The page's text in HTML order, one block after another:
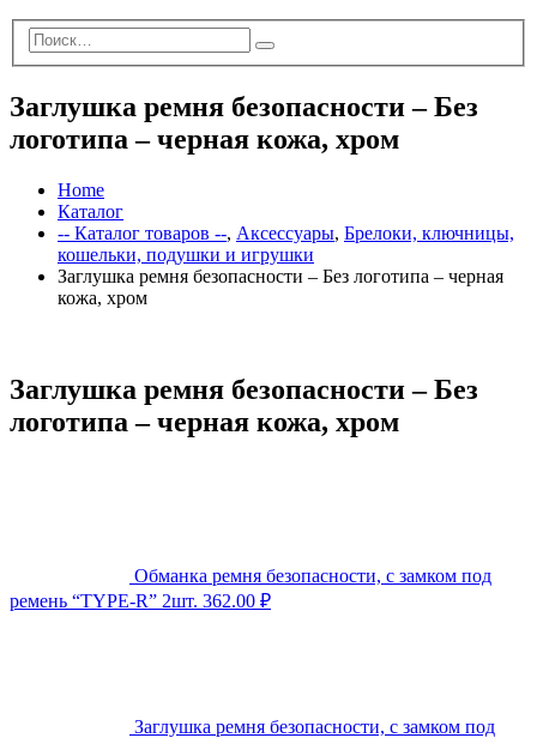
Заглушка ремня безопасности – Без
логотипа – черная кожа, хром
Home
Каталог
-- Каталог товаров --, Аксессуары, Брелоки, ключницы,
кошельки, подушки и игрушки
Заглушка ремня безопасности – Без логотипа – черная
кожа, хром
Заглушка ремня безопасности – Без
логотипа – черная кожа, хром
Обманка ремня безопасности, с замком под
ремень “TYPE-R” 2шт. 362.00 ₽
Заглушка ремня безопасности, с замком под